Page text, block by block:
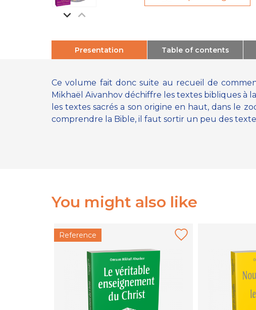
Presentation Table of contents
Ce volume fait donc suite au recueil de
Mikhaël Aïvanhov déchiffre les textes bibliques à
les textes sacrés a son origine en haut, dans le
comprendre la Bible, il faut sortir un peu des
You might also like
Reference